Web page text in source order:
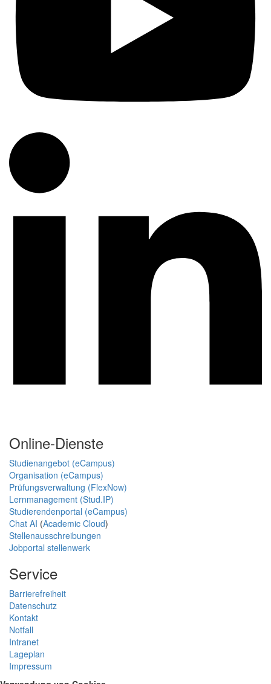
Online-Dienste
Studienangebot (eCampus)
Organisation (eCampus)
Prüfungsverwaltung (FlexNow)
Lernmanagement (Stud.IP)
Studierendenportal (eCampus)
Chat AI (Academic Cloud)
Stellenausschreibungen
Jobportal stellenwerk
Service
Barrierefreiheit
Datenschutz
Kontakt
Notfall
Intranet
Lageplan
Impressum